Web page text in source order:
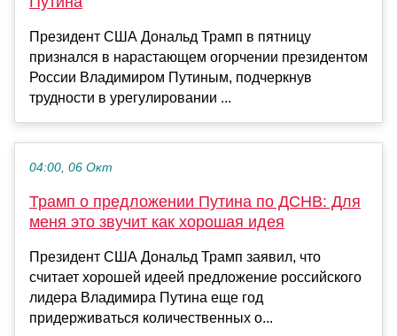
Президент США Дональд Трамп в пятницу
признался в нарастающем огорчении президентом
России Владимиром Путиным, подчеркнув
трудности в урегулировании ...
04:00, 06 Окт
Трамп о предложении Путина по ДСНВ: Для
меня это звучит как хорошая идея
Президент США Дональд Трамп заявил, что
считает хорошей идеей предложение российского
лидера Владимира Путина еще год
придерживаться количественных о...